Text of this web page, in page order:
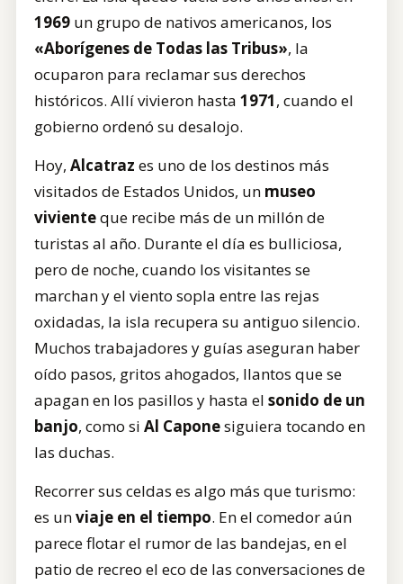
1969 un grupo de nativos americanos, los
«Aborígenes de Todas las Tribus», la
ocuparon para reclamar sus derechos
históricos. Allí vivieron hasta 1971, cuando el
gobierno ordenó su desalojo.
Hoy, Alcatraz es uno de los destinos más
visitados de Estados Unidos, un museo
vivienteque recibe más de un millón de
turistas al año. Durante el día es bulliciosa,
pero de noche, cuando los visitantes se
marchan y el viento sopla entre las rejas
oxidadas, la isla recupera su antiguo silencio.
Muchos trabajadores y guías aseguran haber
oído pasos, gritos ahogados, llantos que se
apagan en los pasillos y hasta el sonido de un
banjo, como si Al Caponesiguiera tocando en
las duchas.
Recorrer sus celdas es algo más que turismo:
es unviaje en el tiempo. En el comedor aún
parece flotar el rumor de las bandejas, en el
patio de recreo el eco de las conversaciones de